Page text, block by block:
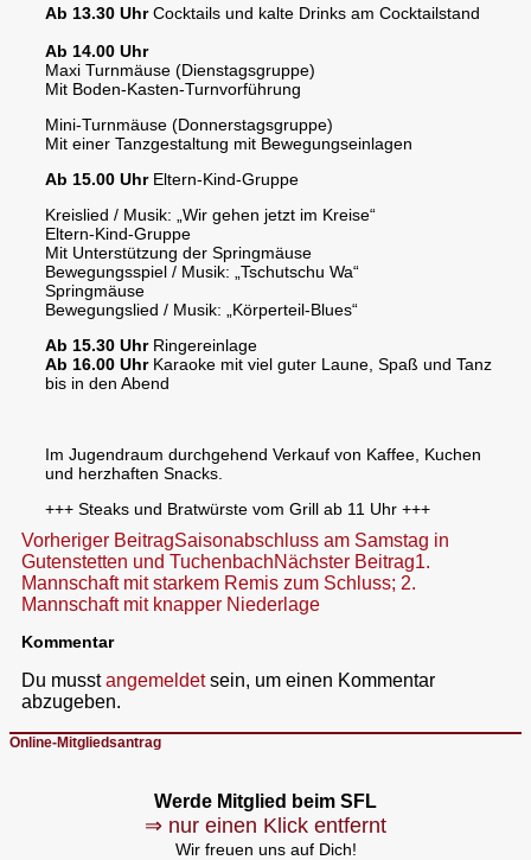
Ab 13.30 UhrCocktails und kalte Drinks am Cocktailstand
Ab 14.00 Uhr
Maxi Turnmäuse (Dienstagsgruppe)
Mit Boden-Kasten-Turnvorführung
Mini-Turnmäuse (Donnerstagsgruppe)
Mit einer Tanzgestaltung mit Bewegungseinlagen
Ab 15.00 UhrEltern-Kind-Gruppe
Kreislied / Musik: „Wir gehen jetzt im Kreise“
Eltern-Kind-Gruppe
Mit Unterstützung der Springmäuse
Bewegungsspiel / Musik: „Tschutschu Wa“
Springmäuse
Bewegungslied / Musik: „Körperteil-Blues“
Ab 15.30 UhrRingereinlage
Ab 16.00 UhrKaraoke mit viel guter Laune, Spaß und Tanz
bis in den Abend
Im Jugendraum durchgehend Verkauf von Kaffee, Kuchen
und herzhaften Snacks.
+++ Steaks und Bratwürste vom Grill ab 11 Uhr +++
Beitragsnavigation
Vorheriger BeitragSaisonabschluss am Samstag in
Gutenstetten und TuchenbachNächster Beitrag1.
Mannschaft mit starkem Remis zum Schluss; 2.
Mannschaft mit knapper Niederlage
Kommentar
Du musstangemeldetsein, um einen Kommentar
abzugeben.
Online-Mitgliedsantrag
Werde Mitglied beim SFL
⇒ nur einen Klick entfernt
Wir freuen uns auf Dich!